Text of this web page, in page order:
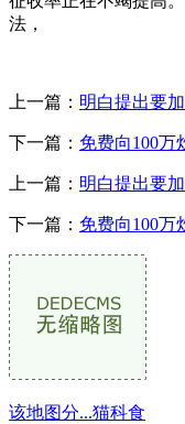
法，
上一篇： 明白提出要
下一篇： 免费向100
上一篇： 明白提出要
下一篇： 免费向100
该地图分...猫科食